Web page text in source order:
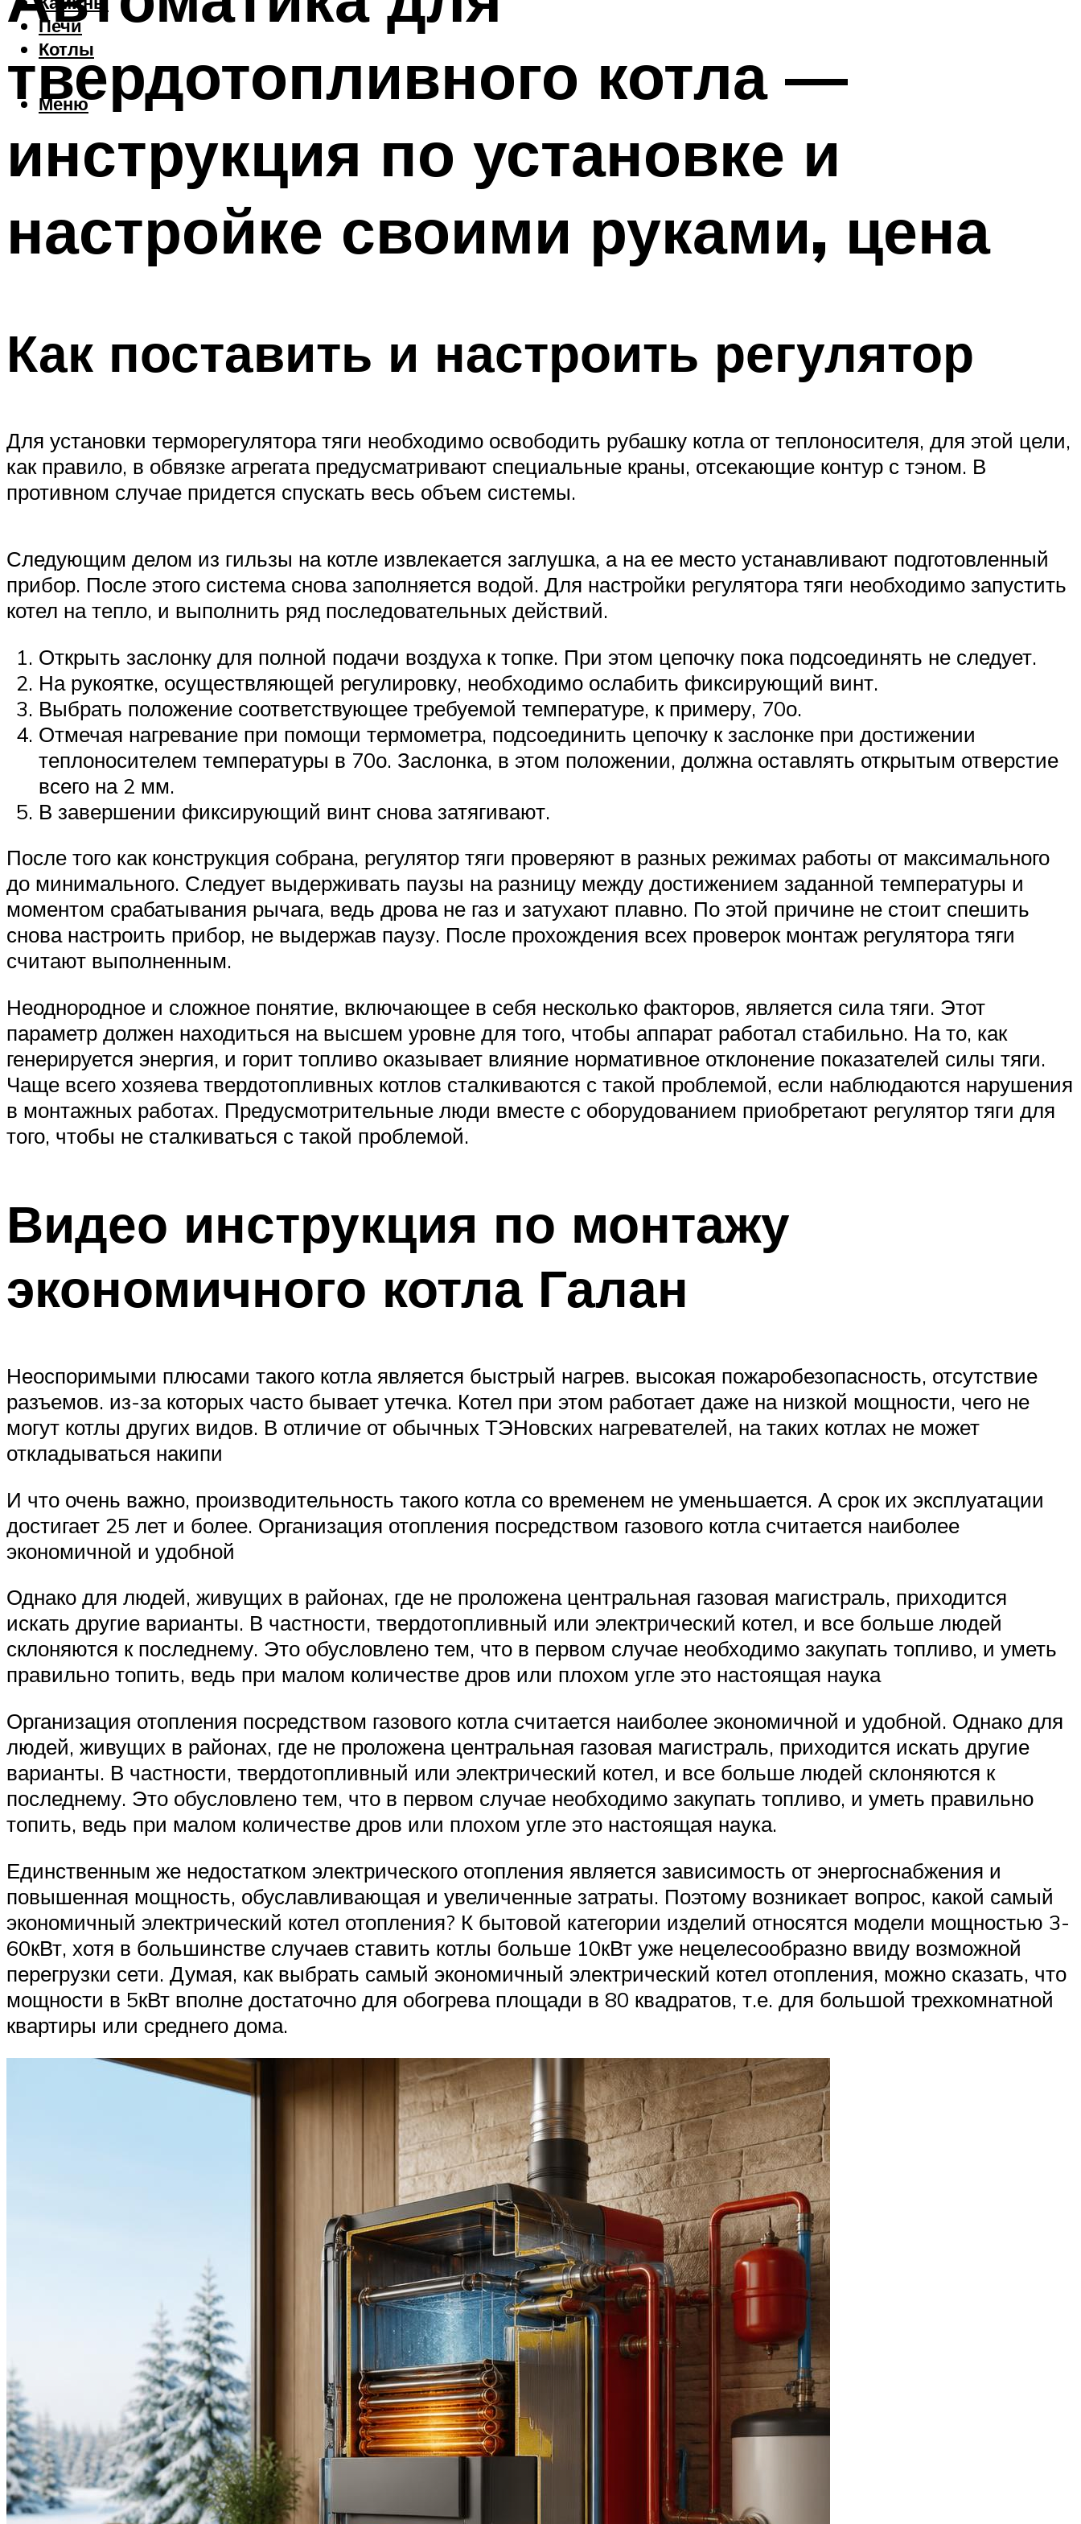
Печи
Котлы
Меню
твердотопливного котла —
инструкция по установке и
настройке своими руками, цена
Как поставить и настроить регулятор
Для установки терморегулятора тяги необходимо освободить рубашку котла от теплоносителя, для этой цели,
как правило, в обвязке агрегата предусматривают специальные краны, отсекающие контур с тэном. В
противном случае придется спускать весь объем системы.
Следующим делом из гильзы на котле извлекается заглушка, а на ее место устанавливают подготовленный
прибор. После этого система снова заполняется водой. Для настройки регулятора тяги необходимо запустить
котел на тепло, и выполнить ряд последовательных действий.
Открыть заслонку для полной подачи воздуха к топке. При этом цепочку пока подсоединять не следует.
На рукоятке, осуществляющей регулировку, необходимо ослабить фиксирующий винт.
Выбрать положение соответствующее требуемой температуре, к примеру, 70о.
Отмечая нагревание при помощи термометра, подсоединить цепочку к заслонке при достижении
теплоносителем температуры в 70о. Заслонка, в этом положении, должна оставлять открытым отверстие
всего на 2 мм.
В завершении фиксирующий винт снова затягивают.
После того как конструкция собрана, регулятор тяги проверяют в разных режимах работы от максимального
до минимального. Следует выдерживать паузы на разницу между достижением заданной температуры и
моментом срабатывания рычага, ведь дрова не газ и затухают плавно. По этой причине не стоит спешить
снова настроить прибор, не выдержав паузу. После прохождения всех проверок монтаж регулятора тяги
считают выполненным.
Неоднородное и сложное понятие, включающее в себя несколько факторов, является сила тяги. Этот
параметр должен находиться на высшем уровне для того, чтобы аппарат работал стабильно. На то, как
генерируется энергия, и горит топливо оказывает влияние нормативное отклонение показателей силы тяги.
Чаще всего хозяева твердотопливных котлов сталкиваются с такой проблемой, если наблюдаются нарушения
в монтажных работах. Предусмотрительные люди вместе с оборудованием приобретают регулятор тяги для
того, чтобы не сталкиваться с такой проблемой.
Видео инструкция по монтажу
экономичного котла Галан
Неоспоримыми плюсами такого котла является быстрый нагрев. высокая пожаробезопасность, отсутствие
разъемов. из-за которых часто бывает утечка. Котел при этом работает даже на низкой мощности, чего не
могут котлы других видов. В отличие от обычных ТЭНовских нагревателей, на таких котлах не может
откладываться накипи
И что очень важно, производительность такого котла со временем не уменьшается. А срок их эксплуатации
достигает 25 лет и более. Организация отопления посредством газового котла считается наиболее
экономичной и удобной
Однако для людей, живущих в районах, где не проложена центральная газовая магистраль, приходится
искать другие варианты. В частности, твердотопливный или электрический котел, и все больше людей
склоняются к последнему. Это обусловлено тем, что в первом случае необходимо закупать топливо, и уметь
правильно топить, ведь при малом количестве дров или плохом угле это настоящая наука
Организация отопления посредством газового котла считается наиболее экономичной и удобной. Однако для
людей, живущих в районах, где не проложена центральная газовая магистраль, приходится искать другие
варианты. В частности, твердотопливный или электрический котел, и все больше людей склоняются к
последнему. Это обусловлено тем, что в первом случае необходимо закупать топливо, и уметь правильно
топить, ведь при малом количестве дров или плохом угле это настоящая наука.
Единственным же недостатком электрического отопления является зависимость от энергоснабжения и
повышенная мощность, обуславливающая и увеличенные затраты. Поэтому возникает вопрос, какой самый
экономичный электрический котел отопления? К бытовой категории изделий относятся модели мощностью 3-
60кВт, хотя в большинстве случаев ставить котлы больше 10кВт уже нецелесообразно ввиду возможной
перегрузки сети. Думая, как выбрать самый экономичный электрический котел отопления, можно сказать, что
мощности в 5кВт вполне достаточно для обогрева площади в 80 квадратов, т.е. для большой трехкомнатной
квартиры или среднего дома.